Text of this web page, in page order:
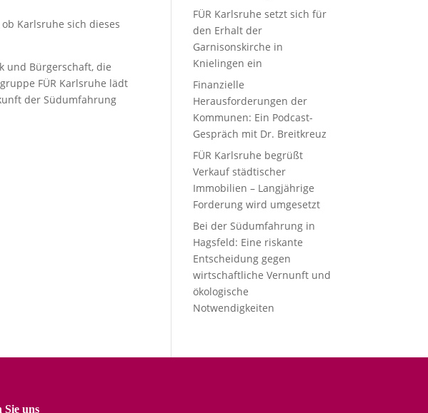
Karlsruhe sich dieses
und Bürgerschaft, die
FÜR Karlsruhe lädt
der Südumfahrung
FÜR Karlsruhe setzt sich für
den Erhalt der
Garnisonskirche in
Knielingen ein
Finanzielle
Herausforderungen der
Kommunen: Ein Podcast-
Gespräch mit Dr. Breitkreuz
FÜR Karlsruhe begrüßt
Verkauf städtischer
Immobilien – Langjährige
Forderung wird umgesetzt
Bei der Südumfahrung in
Hagsfeld: Eine riskante
Entscheidung gegen
wirtschaftliche Vernunft und
ökologische
Notwendigkeiten
Sie uns